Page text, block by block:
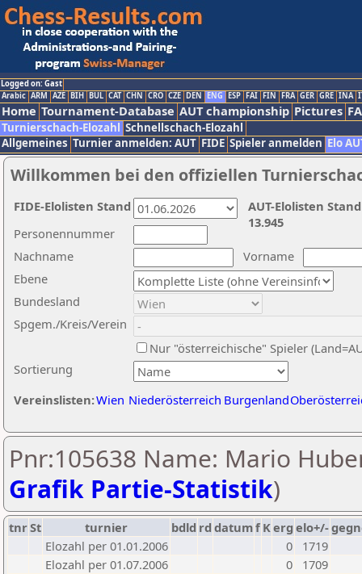
Logged on: Gast
Arabic ARM AZE BIH BUL CAT CHN CRO CZE DEN ENG ESP FAI FIN FRA GER GRE INA
Home Tournament-Database AUT championship Pictures
Turnierschach-Elozahl Schnellschach-Elozahl
Allgemeines Turnier anmelden: AUT FIDE Spieler anmelden Elo
Willkommen bei den offiziellen
Nachname
Vorname
Ebene
Sortierung
Personennummer
Bundesland
Spgem./Kreis/Verein
Nur "österreichische" Spieler
Vereinslisten:Wien Niederösterreich Burgenland
AUT-Elolisten
13.945
FIDE-Elolisten Stand
Pnr:105638 Name: Mario
Grafik Partie-Statistik)
tnrSt turnier bdld rd datumf Kerg elo+/-
Elozahl per 01.01.2006
0
1719
Elozahl per 01.07.2006
0
1709